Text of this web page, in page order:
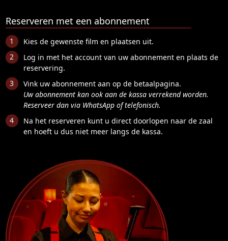
Reserveren met een abonnement
Kies de gewenste film en plaatsen uit.
Log in met het account van uw abonnement en plaats de
reservering.
Vink uw abonnement aan op de betaalpagina.
Uw abonnement kan ook aan de kassa verrekend worden.
Reserveer dan via WhatsApp of telefonisch.
Na het reserveren kunt u direct doorlopen naar de zaal
en hoeft u dus niet meer langs de kassa.